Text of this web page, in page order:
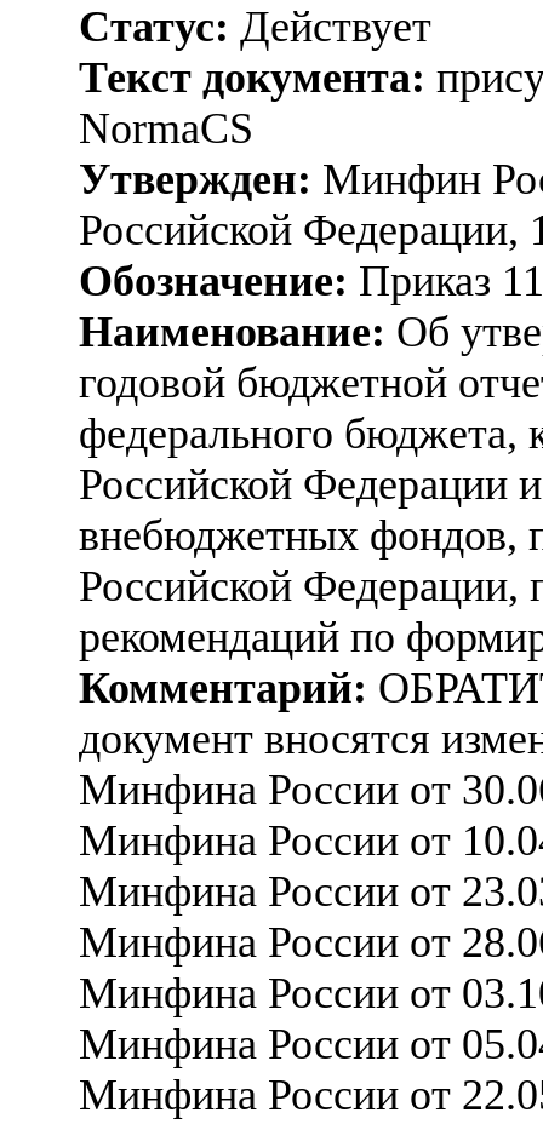
Статус: Действует
Текст документа:
NormaCS
Утвержден: Минфин
Российской Федерации,
Обозначение: Приказ
Наименование: Об
годовой бюджетной
федерального бюджета,
Российской Федерации
внебюджетных фондов,
Российской Федерации,
рекомендаций по
Комментарий:
документ вносятся
Минфина России от
Минфина России от
Минфина России от
Минфина России от
Минфина России от
Минфина России от
Минфина России от